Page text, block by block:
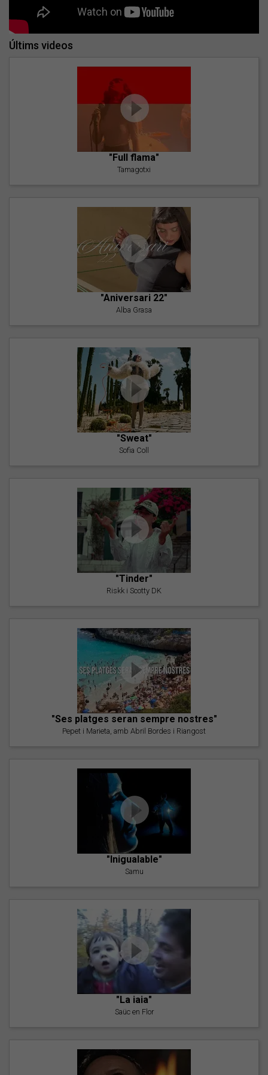
Últims videos
"Full flama"
Tamagotxi
"Aniversari 22"
Alba Grasa
"Sweat"
Sofia Coll
"Tinder"
Riskk i Scotty DK
"Ses platges seran sempre nostres"
Pepet i Marieta, amb Abril Bordes i Riangost
"Inigualable"
Samu
"La iaia"
Saüc en Flor